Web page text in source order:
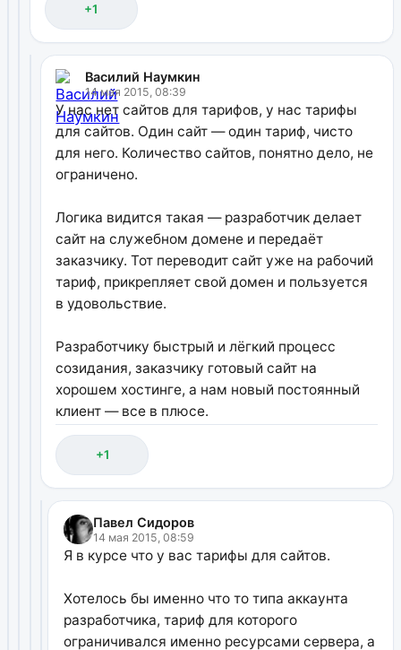
+1
Василий Наумкин
14 мая 2015, 08:39
У нас нет сайтов для тарифов, у нас тарифы
для сайтов. Один сайт — один тариф, чисто
для него. Количество сайтов, понятно дело, не
ограничено.
Логика видится такая — разработчик делает
сайт на служебном домене и передаёт
заказчику. Тот переводит сайт уже на рабочий
тариф, прикрепляет свой домен и пользуется
в удовольствие.
Разработчику быстрый и лёгкий процесс
созидания, заказчику готовый сайт на
хорошем хостинге, а нам новый постоянный
клиент — все в плюсе.
+1
Павел Сидоров
14 мая 2015, 08:59
Я в курсе что у вас тарифы для сайтов.
Хотелось бы именно что то типа аккаунта
разработчика, тариф для которого
ограничивался именно ресурсами сервера, а